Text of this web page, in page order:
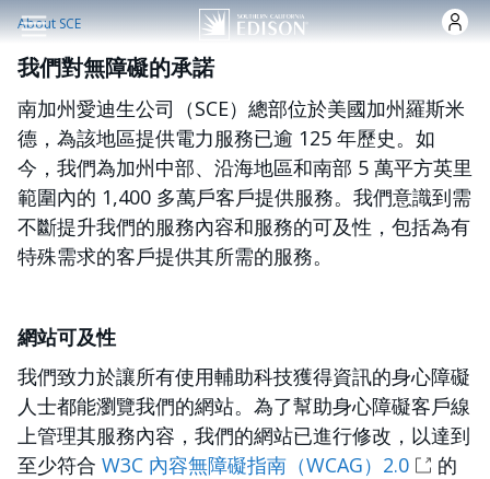
跳转到主要内容
About SCE
我們對無障礙的承諾
南加州愛迪生公司（SCE）總部位於美國加州羅斯米
德，為該地區提供電力服務已逾 125 年歷史。如
今，我們為加州中部、沿海地區和南部 5 萬平方英里
範圍內的 1,400 多萬戶客戶提供服務。我們意識到需
不斷提升我們的服務內容和服務的可及性，包括為有
特殊需求的客戶提供其所需的服務。
網站可及性
我們致力於讓所有使用輔助科技獲得資訊的身心障礙
人士都能瀏覽我們的網站。為了幫助身心障礙客戶線
上管理其服務內容，我們的網站已進行修改，以達到
至少符合 W3C 內容無障礙指南（WCAG）2.0
的